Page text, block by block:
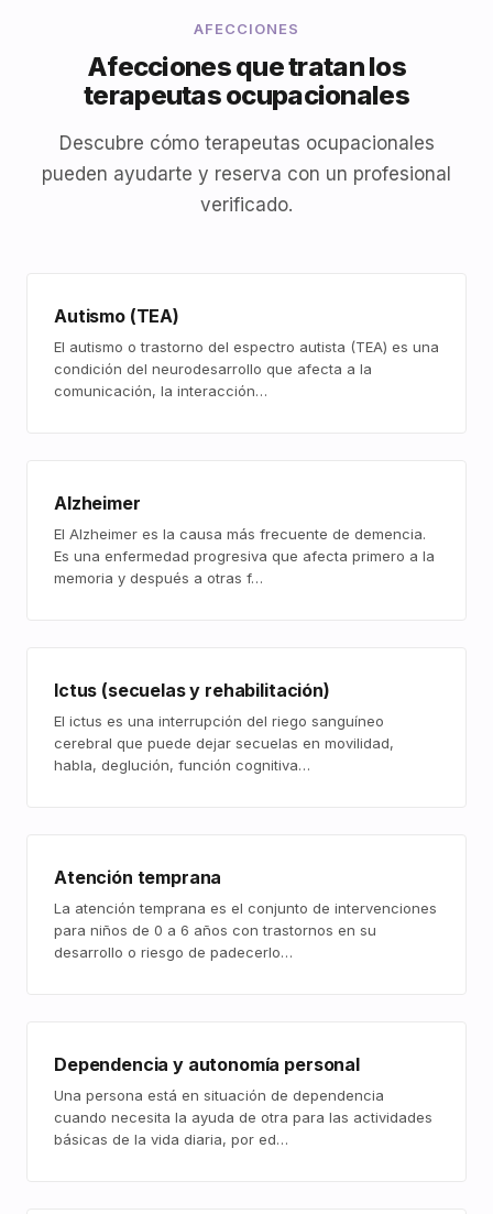
AFECCIONES
Afecciones que tratan los
terapeutas ocupacionales
Descubre cómo terapeutas ocupacionales
pueden ayudarte y reserva con un profesional
verificado.
Autismo (TEA)
El autismo o trastorno del espectro autista (TEA) es una
condición del neurodesarrollo que afecta a la
comunicación, la interacción…
Alzheimer
El Alzheimer es la causa más frecuente de demencia.
Es una enfermedad progresiva que afecta primero a la
memoria y después a otras f…
Ictus (secuelas y rehabilitación)
El ictus es una interrupción del riego sanguíneo
cerebral que puede dejar secuelas en movilidad,
habla, deglución, función cognitiva…
Atención temprana
La atención temprana es el conjunto de intervenciones
para niños de 0 a 6 años con trastornos en su
desarrollo o riesgo de padecerlo…
Dependencia y autonomía personal
Una persona está en situación de dependencia
cuando necesita la ayuda de otra para las actividades
básicas de la vida diaria, por ed…